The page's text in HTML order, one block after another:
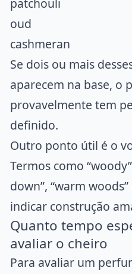
patchouli
oud
cashmeran
Se dois ou mais
aparecem na base, o
provavelmente tem
definido.
Outro ponto útil é o
Termos como
down”, “warm
indicar construção
Quanto tempo
avaliar o cheiro
Para avaliar um